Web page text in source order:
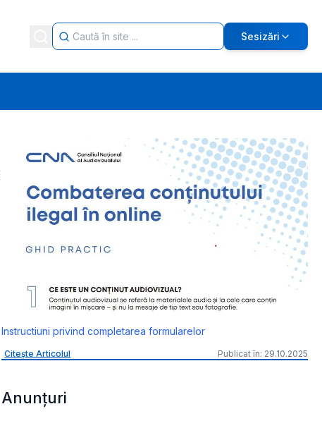
Sesizări
Instructiuni privind completarea formularelor
Citește Articolul Publicat în: 29.10.2025
Anunțuri